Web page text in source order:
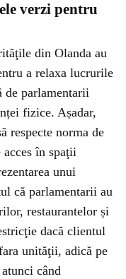
verzi pentru
din Olanda au
a relaxa lucrurile
de parlamentarii
fizice. Așadar,
respecte norma de
în spaţii
unui
că parlamentarii au
restaurantelor și
dacă clientul
unităţii, adică pe
când